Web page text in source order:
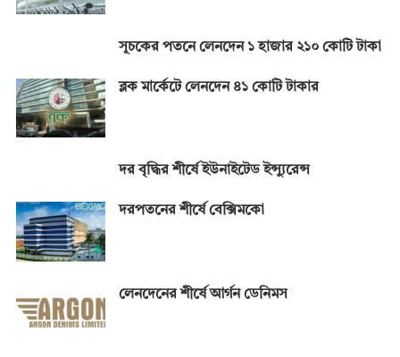
সূচকের পতনে লেনদেন ১ হাজার ২১০ কোটি টাকা
ব্লক মার্কেটে লেনদেন ৪১ কোটি টাকার
দর বৃদ্ধির শীর্ষে ইউনাইটেড ইন্স্যুরেন্স
দরপতনের শীর্ষে বেক্সিমকো
লেনদেনের শীর্ষে আর্গন ডেনিমস